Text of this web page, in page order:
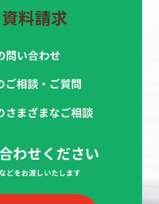
料請求
問い合わせ
ご相談・ご質問
さまざまなご相談
わせください
どをお渡しいたします